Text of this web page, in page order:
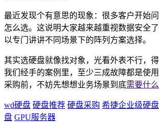
最近发现个有意思的现象：很多客户开始
怎么选。这说明大家越来越重视数据安全
以专门讲讲不同场景下的阵列方案选择。
其实选硬盘就像找对象，光看外表不行，得
我们经手的案例里，至少三成故障都是使
采购前，不妨先想想业务场景到底需要什
wd硬盘 硬盘推荐 硬盘采购 希捷企业级硬盘
盘 GPU服务器